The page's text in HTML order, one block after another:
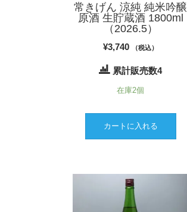
常きげん 涼純 純米吟醸
原酒 生貯蔵酒 1800ml
（2026.5）
¥3,740 （税込）
累計販売数4
在庫2個
カートに入れる